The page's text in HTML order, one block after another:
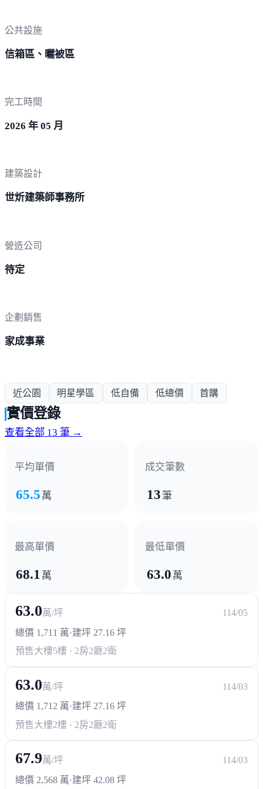
公共設施
信箱區、曬被區
完工時間
2026 年 05 月
建築設計
世炘建築師事務所
營造公司
待定
企劃銷售
家成事業
近公園 明星學區 低自備 低總價 首購
實價登錄
查看全部 13 筆 →
平均單價
65.5 萬
成交筆數
13筆
最高單價
68.1 萬
最低單價
63.0 萬
63.0萬/坪
114/05
總價 1,711 萬·建坪 27.16 坪
預售大樓5樓 · 2房2廳2衛
63.0萬/坪
114/03
總價 1,712 萬·建坪 27.16 坪
預售大樓2樓 · 2房2廳2衛
67.9萬/坪
114/03
總價 2,568 萬·建坪 42.08 坪